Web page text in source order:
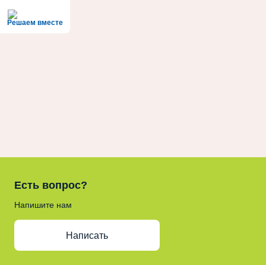
Решаем вместе
Есть вопрос?
Напишите нам
Написать